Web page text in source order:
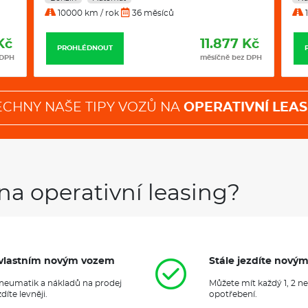
voze bez nutnosti jeho koupě.
Na
Škoda ElroqaŠkoda Enyaq na
a Kodiaq iV. V měsíční splátce
Klimatizace
10000 km / rok 36 měsíců
PROHLÉDNOUT 11.877 Kč
měsíčně bez DPH
NAŠE TIPY VOZŮ NA OPERATIVNÍ
operativní leasing?
novým vozem
a nákladů na prodej
levněji.
Stále jezdíte
Můžete mít každý 1, 2
opotřebení.